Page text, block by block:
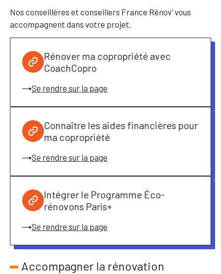
Nos conseillères et conseillers France Rénov’ vous
accompagnent dans votre projet.
Rénover ma copropriété avec
CoachCopro
Se rendre sur la page
Connaître les aides financières pour
ma copropriété
Se rendre sur la page
Intégrer le Programme Éco-
rénovons Paris+
Se rendre sur la page
Accompagner la rénovation